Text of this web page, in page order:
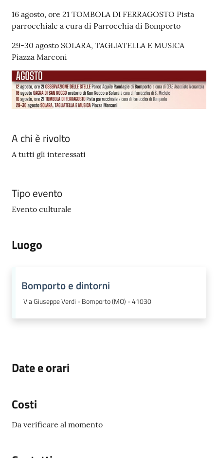
16 agosto, ore 21 TOMBOLA DI FERRAGOSTO Pista
parrocchiale a cura di Parrocchia di Bomporto
29-30 agosto SOLARA, TAGLIATELLA E MUSICA
Piazza Marconi
A chi è rivolto
A tutti gli interessati
Tipo evento
Evento culturale
Luogo
Bomporto e dintorni
Via Giuseppe Verdi - Bomporto (MO) - 41030
Date e orari
Costi
Da verificare al momento